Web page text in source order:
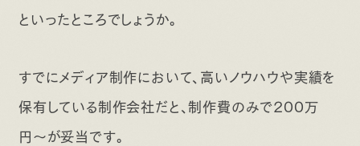
といったところでしょうか。
すでにメディア制作において、高いノウハウや実績を
保有している制作会社だと、制作費のみで200万
円〜が妥当です。